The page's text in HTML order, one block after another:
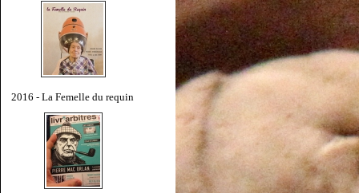
2016 - La Femelle du requin